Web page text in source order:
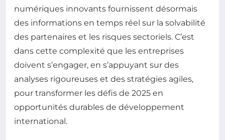
numériques innovants fournissent désormais
des informations en temps réel sur la solvabilité
des partenaires et les risques sectoriels. C’est
dans cette complexité que les entreprises
doivent s’engager, en s’appuyant sur des
analyses rigoureuses et des stratégies agiles,
pour transformer les défis de 2025 en
opportunités durables de développement
international.